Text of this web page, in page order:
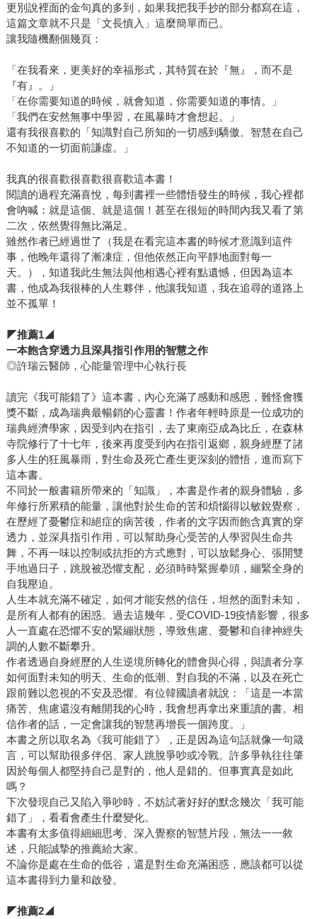
更別說裡面的金句真的多到，如果我把我手抄的部分都寫在這，
這篇文章就不只是「文長慎入」這麼簡單而已。
讓我隨機翻個幾頁：
「在我看來，更美好的幸福形式，其特質在於『無』，而不是
『有』。」
「在你需要知道的時候，就會知道，你需要知道的事情。」
「我們在安然無事中學習，在風暴時才會想起。」
還有我很喜歡的「知識對自己所知的一切感到驕傲。智慧在自己
不知道的一切面前謙虛。」
我真的很喜歡很喜歡很喜歡這本書！
閱讀的過程充滿喜悅，每到書裡一些體悟發生的時候，我心裡都
會吶喊：就是這個、就是這個！甚至在很短的時間內我又看了第
二次，依然覺得無比滿足。
雖然作者已經過世了（我是在看完這本書的時候才意識到這件
事，他晚年還得了漸凍症，但他依然正向平靜地面對每一
天。），知道我此生無法與他相遇心裡有點遺憾，但因為這本
書，他成為我很棒的人生夥伴，他讓我知道，我在追尋的道路上
並不孤單！
◤推薦1◢
一本飽含穿透力且深具指引作用的智慧之作
◎許瑞云醫師，心能量管理中心執行長
讀完《我可能錯了》這本書，內心充滿了感動和感恩，難怪會獲
獎不斷，成為瑞典最暢銷的心靈書！作者年輕時原是一位成功的
瑞典經濟學家，因受到內在指引，去了東南亞成為比丘，在森林
寺院修行了十七年，後來再度受到內在指引返鄉，親身經歷了諸
多人生的狂風暴雨，對生命及死亡產生更深刻的體悟，進而寫下
這本書。
不同於一般書籍所帶來的「知識」，本書是作者的親身體驗，多
年修行所累積的能量，讓他對於生命的苦和煩惱得以敏銳覺察，
在歷經了憂鬱症和絕症的病苦後，作者的文字因而飽含真實的穿
透力，並深具指引作用，可以幫助身心受苦的人學習與生命共
舞，不再一味以控制或抗拒的方式應對，可以放鬆身心、張開雙
手地過日子，跳脫被恐懼支配，必須時時緊握拳頭，繃緊全身的
自我壓迫。
人生本就充滿不確定，如何才能安然的信任，坦然的面對未知，
是所有人都有的困惑。過去這幾年，受COVID-19疫情影響，很多
人一直處在恐懼不安的緊繃狀態，導致焦慮、憂鬱和自律神經失
調的人數不斷攀升。
作者透過自身經歷的人生逆境所轉化的體會與心得，與讀者分享
如何面對未知的明天、生命的低潮、對自我的不滿，以及在死亡
跟前難以忽視的不安及恐懼。有位韓國讀者就說：「這是一本當
痛苦、焦慮還沒有離開我的心時，我會想再拿出來重讀的書。相
信作者的話，一定會讓我的智慧再增長一個跨度。」
本書之所以取名為《我可能錯了》，正是因為這句話就像一句箴
言，可以幫助很多伴侶、家人跳脫爭吵或冷戰。許多爭執往往肇
因於每個人都堅持自己是對的，他人是錯的。但事實真是如此
嗎？
下次發現自己又陷入爭吵時，不妨試著好好的默念幾次「我可能
錯了」，看看會產生什麼變化。
本書有太多值得細細思考、深入覺察的智慧片段，無法一一敘
述，只能誠摯的推薦給大家。
不論你是處在生命的低谷，還是對生命充滿困惑，應該都可以從
這本書得到力量和啟發。
◤推薦2◢